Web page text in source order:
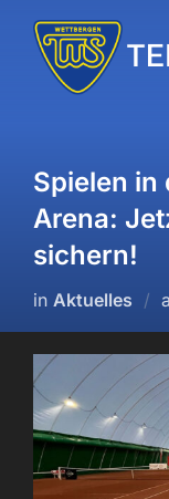
Inhalt
springen
Spielen in
Arena:
sichern!
in Aktuelles